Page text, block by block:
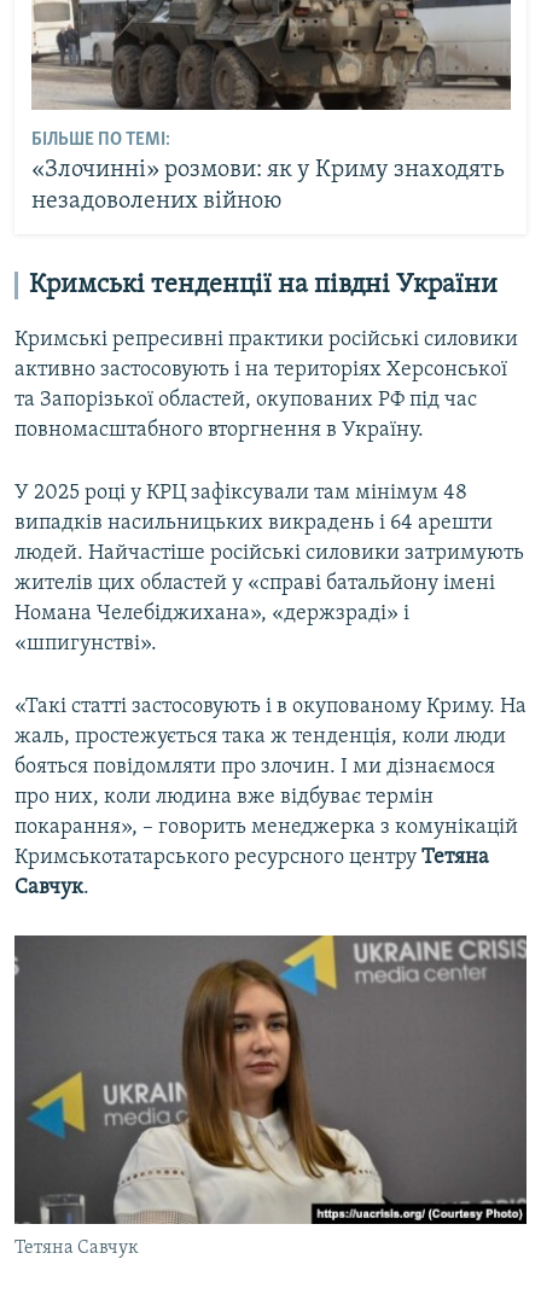
БІЛЬШЕ ПО ТЕМІ:
«Злочинні» розмови: як у Криму знаходять
незадоволених війною
Кримські тенденції на півдні України
Кримські репресивні практики російські силовики
активно застосовують і на територіях Херсонської
та Запорізької областей, окупованих РФ під час
повномасштабного вторгнення в Україну.
У 2025 році у КРЦ зафіксували там мінімум 48
випадків насильницьких викрадень і 64 арешти
людей. Найчастіше російські силовики затримують
жителів цих областей у «справі батальйону імені
Номана Челебіджихана», «держзраді» і
«шпигунстві».
«Такі статті застосовують і в окупованому Криму. На
жаль, простежується така ж тенденція, коли люди
бояться повідомляти про злочин. І ми дізнаємося
про них, коли людина вже відбуває термін
покарання», – говорить менеджерка з комунікацій
Кримськотатарського ресурсного центру Тетяна
Савчук.
Тетяна Савчук